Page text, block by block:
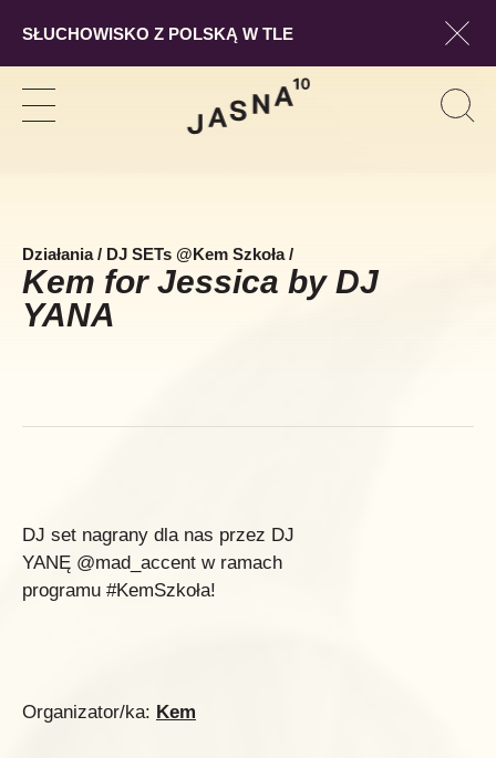
Działania/ DJ SETs @Kem Szkoła/
Kem for Jessica by DJ
YANA
DJ set nagrany dla nas przez DJ
YANĘ @mad_accent w ramach
programu #KemSzkoła!
Organizator/ka: Kem
Pokaż
SŁUCHOWISKO Z POLSKĄ W TLE